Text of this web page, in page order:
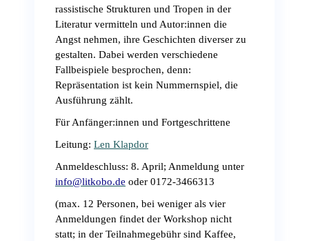
rassistische Strukturen und Tropen in der
Literatur vermitteln und Autor:innen die
Angst nehmen, ihre Geschichten diverser zu
gestalten. Dabei werden verschiedene
Fallbeispiele besprochen, denn:
Repräsentation ist kein Nummernspiel, die
Ausführung zählt.
Für Anfänger:innen und Fortgeschrittene
Leitung: Len Klapdor
Anmeldeschluss: 8. April; Anmeldung unter
info@litkobo.de oder 0172-3466313
(max. 12 Personen, bei weniger als vier
Anmeldungen findet der Workshop nicht
statt; in der Teilnahmegebühr sind Kaffee,